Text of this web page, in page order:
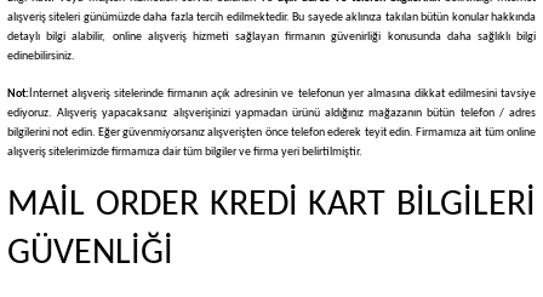
alışveriş siteleri günümüzde daha fazla tercih edilmektedir. Bu sayede aklınıza takılan bütün konular hakkında
detaylı bilgi alabilir, online alışveriş hizmeti sağlayan firmanın güvenirliği konusunda daha sağlıklı bilgi
edinebilirsiniz.
Not:İnternet alışveriş sitelerinde firmanın açık adresinin ve telefonun yer almasına dikkat edilmesini tavsiye
ediyoruz. Alışveriş yapacaksanız alışverişinizi yapmadan ürünü aldığınız mağazanın bütün telefon / adres
bilgilerini not edin. Eğer güvenmiyorsanız alışverişten önce telefon ederek teyit edin. Firmamıza ait tüm online
alışveriş sitelerimizde firmamıza dair tüm bilgiler ve firma yeri belirtilmiştir.
MAİL ORDER KREDİ KART BİLGİLERİ
GÜVENLİĞİ